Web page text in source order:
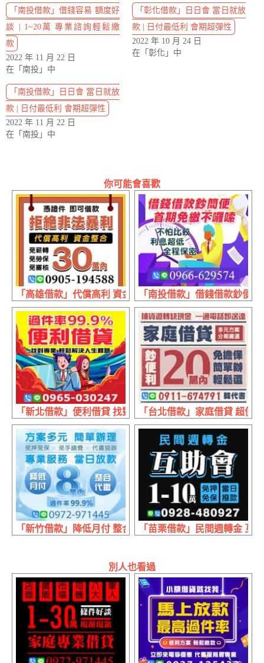
「南投借款」借錢容易 額度好
談 | 1~20萬 專業諮詢輕鬆繳
款
2022 年 11 月 22 日
在「南投」中
「彰化借款」日日會 當日就放
款 | 日付最低利 會期超彈性
2022 年 10 月 24 日
在「彰化」中
「南投借款」日日會 當日就放
款 | 日付最低利 會期超彈性
2022 年 11 月 22 日
在「南投」中
你可能會喜歡
「高雄借款」代償高利 資金整合 | 30萬內 免薪轉免勞保免
「南投借款」借錢借款鈔便
「新北借款」便利借貸 找對專業 | 輕鬆解決人生難題
「台北借款」家庭借貸 超便
「新竹借款」降低月付 整合代繳 | 8萬內 免手續費代書協辦
「苗栗借款」民間週轉金 互
別人也看過